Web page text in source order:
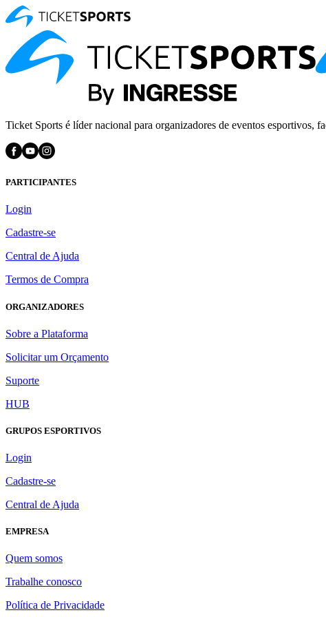
Ticket Sports é líder nacional para organizadores de eventos esportivos,
PARTICIPANTES
Login
Cadastre-se
Central de Ajuda
Termos de Compra
ORGANIZADORES
Sobre a Plataforma
Solicitar um Orçamento
Suporte
HUB
GRUPOS ESPORTIVOS
Login
Cadastre-se
Central de Ajuda
EMPRESA
Quem somos
Trabalhe conosco
Política de Privacidade